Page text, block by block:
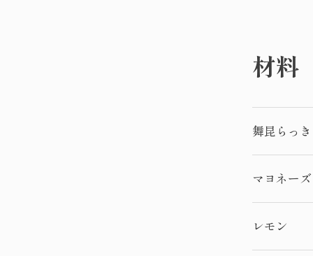
材料
舞昆らっ
マヨネーズ
レモン